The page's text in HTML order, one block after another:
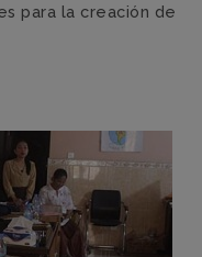
para la creación de